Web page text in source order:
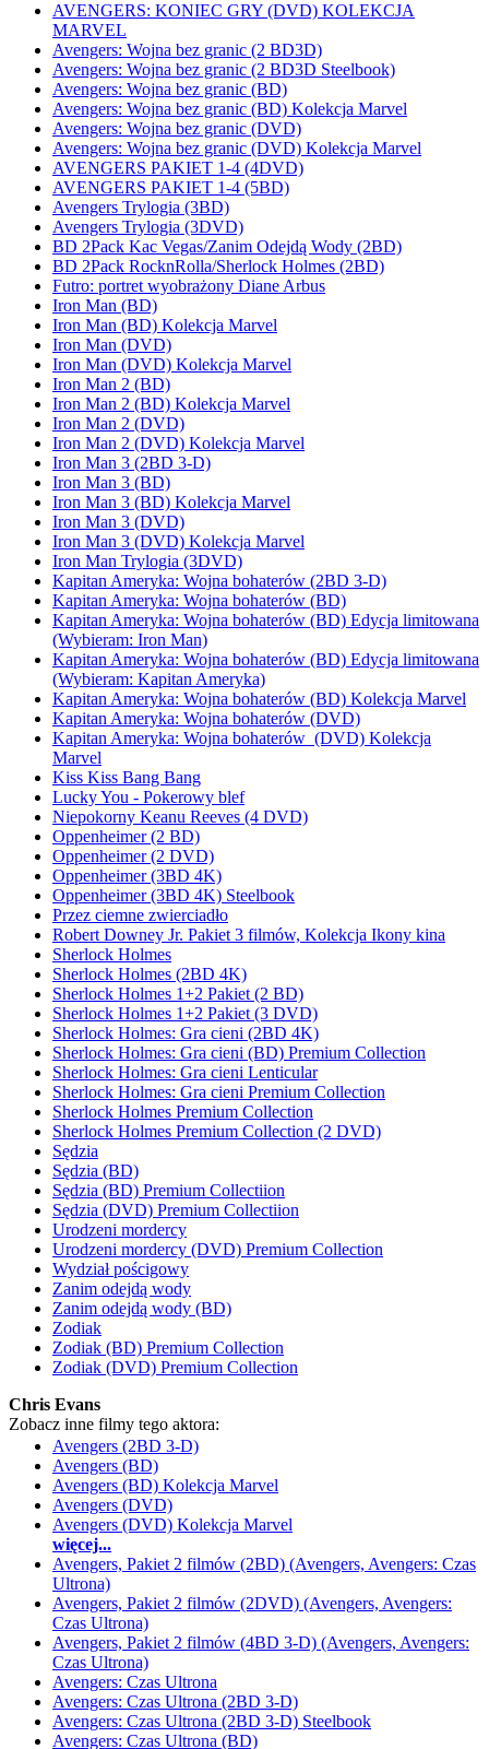
AVENGERS: KONIEC GRY (DVD) KOLEKCJA
MARVEL
Avengers: Wojna bez granic (2 BD3D)
Avengers: Wojna bez granic (2 BD3D Steelbook)
Avengers: Wojna bez granic (BD)
Avengers: Wojna bez granic (BD) Kolekcja Marvel
Avengers: Wojna bez granic (DVD)
Avengers: Wojna bez granic (DVD) Kolekcja Marvel
AVENGERS PAKIET 1-4 (4DVD)
AVENGERS PAKIET 1-4 (5BD)
Avengers Trylogia (3BD)
Avengers Trylogia (3DVD)
BD 2Pack Kac Vegas/Zanim Odejdą Wody (2BD)
BD 2Pack RocknRolla/Sherlock Holmes (2BD)
Futro: portret wyobrażony Diane Arbus
Iron Man (BD)
Iron Man (BD) Kolekcja Marvel
Iron Man (DVD)
Iron Man (DVD) Kolekcja Marvel
Iron Man 2 (BD)
Iron Man 2 (BD) Kolekcja Marvel
Iron Man 2 (DVD)
Iron Man 2 (DVD) Kolekcja Marvel
Iron Man 3 (2BD 3-D)
Iron Man 3 (BD)
Iron Man 3 (BD) Kolekcja Marvel
Iron Man 3 (DVD)
Iron Man 3 (DVD) Kolekcja Marvel
Iron Man Trylogia (3DVD)
Kapitan Ameryka: Wojna bohaterów (2BD 3-D)
Kapitan Ameryka: Wojna bohaterów (BD)
Kapitan Ameryka: Wojna bohaterów (BD) Edycja limitowana
(Wybieram: Iron Man)
Kapitan Ameryka: Wojna bohaterów (BD) Edycja limitowana
(Wybieram: Kapitan Ameryka)
Kapitan Ameryka: Wojna bohaterów (BD) Kolekcja Marvel
Kapitan Ameryka: Wojna bohaterów (DVD)
Kapitan Ameryka: Wojna bohaterów (DVD) Kolekcja
Marvel
Kiss Kiss Bang Bang
Lucky You - Pokerowy blef
Niepokorny Keanu Reeves (4 DVD)
Oppenheimer (2 BD)
Oppenheimer (2 DVD)
Oppenheimer (3BD 4K)
Oppenheimer (3BD 4K) Steelbook
Przez ciemne zwierciadło
Robert Downey Jr. Pakiet 3 filmów, Kolekcja Ikony kina
Sherlock Holmes
Sherlock Holmes (2BD 4K)
Sherlock Holmes 1+2 Pakiet (2 BD)
Sherlock Holmes 1+2 Pakiet (3 DVD)
Sherlock Holmes: Gra cieni (2BD 4K)
Sherlock Holmes: Gra cieni (BD) Premium Collection
Sherlock Holmes: Gra cieni Lenticular
Sherlock Holmes: Gra cieni Premium Collection
Sherlock Holmes Premium Collection
Sherlock Holmes Premium Collection (2 DVD)
Sędzia
Sędzia (BD)
Sędzia (BD) Premium Collectiion
Sędzia (DVD) Premium Collectiion
Urodzeni mordercy
Urodzeni mordercy (DVD) Premium Collection
Wydział pościgowy
Zanim odejdą wody
Zanim odejdą wody (BD)
Zodiak
Zodiak (BD) Premium Collection
Zodiak (DVD) Premium Collection
Chris Evans
Zobacz inne filmy tego aktora:
Avengers (2BD 3-D)
Avengers (BD)
Avengers (BD) Kolekcja Marvel
Avengers (DVD)
Avengers (DVD) Kolekcja Marvel
więcej...
Avengers, Pakiet 2 filmów (2BD) (Avengers, Avengers: Czas
Ultrona)
Avengers, Pakiet 2 filmów (2DVD) (Avengers, Avengers:
Czas Ultrona)
Avengers, Pakiet 2 filmów (4BD 3-D) (Avengers, Avengers:
Czas Ultrona)
Avengers: Czas Ultrona
Avengers: Czas Ultrona (2BD 3-D)
Avengers: Czas Ultrona (2BD 3-D) Steelbook
Avengers: Czas Ultrona (BD)